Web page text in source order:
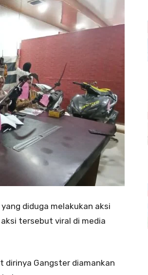
diduga melakukan aksi
tersebut viral di media
dirinya Gangster diamankan